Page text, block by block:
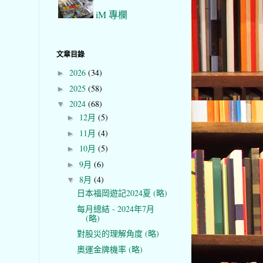
iM 專欄
文章目錄
► 2026 (34)
► 2025 (58)
▼ 2024 (68)
► 12月 (5)
► 11月 (4)
► 10月 (5)
► 9月 (6)
▼ 8月 (4)
日本福岡遊記2024夏 (略)
每月總結 - 2024年7月
(略)
對股災的理解角度 (略)
奧運金牌機率 (略)